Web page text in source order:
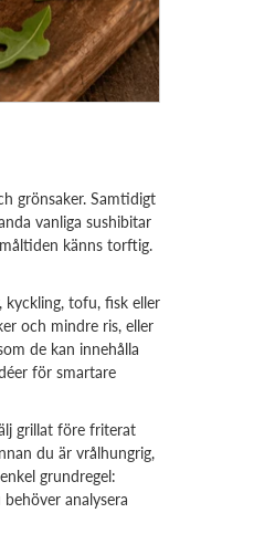
grönsaker. Samtidigt
vanliga sushibitar
känns torftig.
kyckling, tofu, fisk eller
och mindre ris, eller
de kan innehålla
för smartare
grillat före friterat
du är vrålhungrig,
grundregel:
analysera